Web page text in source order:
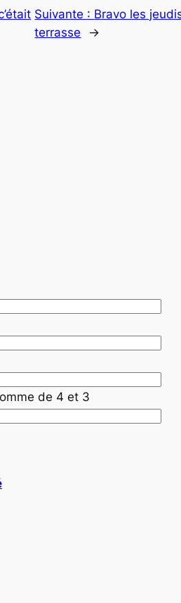
Suivante : Bravo les
terrasse
→
de 4 et 3